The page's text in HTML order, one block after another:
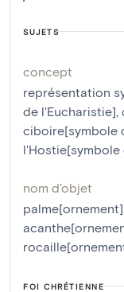
SUJETS
concept
représentation
de l'Eucharistie]
ciboire[symbole
l'Hostie[symbole
nom d'objet
palme[ornement]
FOI CHRÉTIENNE